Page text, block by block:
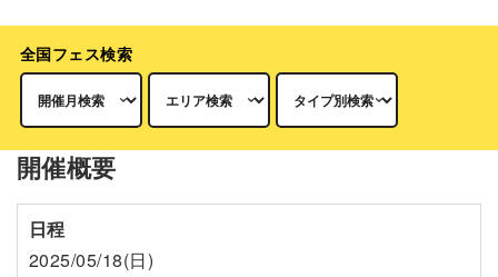
全国フェス検索
開催概要
日程
2025/05/18(日)